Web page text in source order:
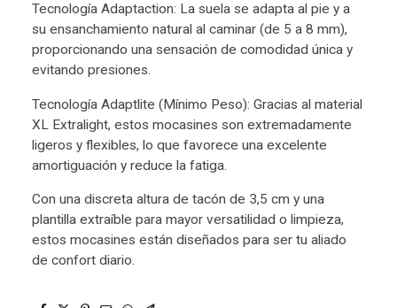
Tecnología Adaptaction: La suela se adapta al pie y a
su ensanchamiento natural al caminar (de 5 a 8 mm),
proporcionando una sensación de comodidad única y
evitando presiones.
Tecnología Adaptlite (Mínimo Peso): Gracias al material
XL Extralight, estos mocasines son extremadamente
ligeros y flexibles, lo que favorece una excelente
amortiguación y reduce la fatiga.
Con una discreta altura de tacón de 3,5 cm y una
plantilla extraíble para mayor versatilidad o limpieza,
estos mocasines están diseñados para ser tu aliado
de confort diario.